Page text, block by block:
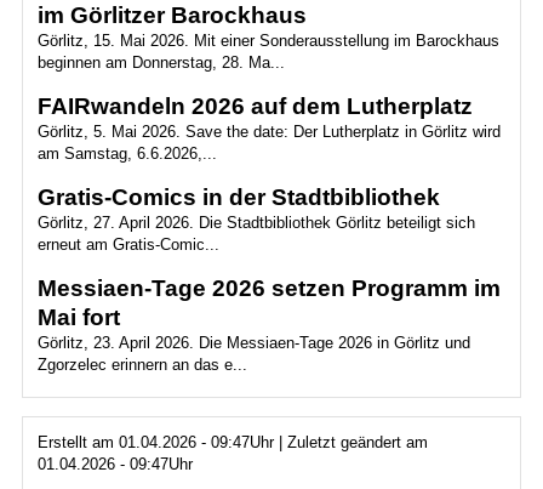
im Görlitzer Barockhaus
Görlitz, 15. Mai 2026. Mit einer Sonderausstellung im Barockhaus
beginnen am Donnerstag, 28. Ma...
FAIRwandeln 2026 auf dem Lutherplatz
Görlitz, 5. Mai 2026. Save the date: Der Lutherplatz in Görlitz wird
am Samstag, 6.6.2026,...
Gratis-Comics in der Stadtbibliothek
Görlitz, 27. April 2026. Die Stadtbibliothek Görlitz beteiligt sich
erneut am Gratis-Comic...
Messiaen-Tage 2026 setzen Programm im
Mai fort
Görlitz, 23. April 2026. Die Messiaen-Tage 2026 in Görlitz und
Zgorzelec erinnern an das e...
Erstellt am 01.04.2026 - 09:47Uhr | Zuletzt geändert am
01.04.2026 - 09:47Uhr